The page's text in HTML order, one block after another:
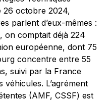
26 octobre 2024,
parlent d’eux-mêmes :
on comptait déjà 224
européenne, dont 75
concentre entre 55
suivi par la France
L’agrément
(AMF, CSSF) est